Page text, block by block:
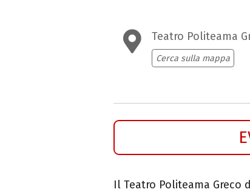
Teatro Politeama
Cerca sulla mappa
Il Teatro Politeama Greco